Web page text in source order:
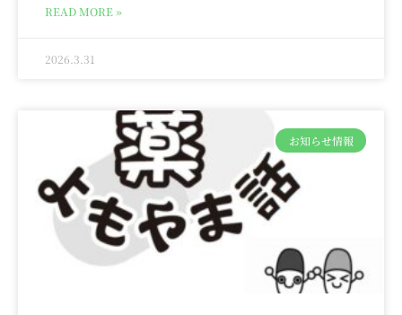
READ MORE »
2026.3.31
お知らせ情報